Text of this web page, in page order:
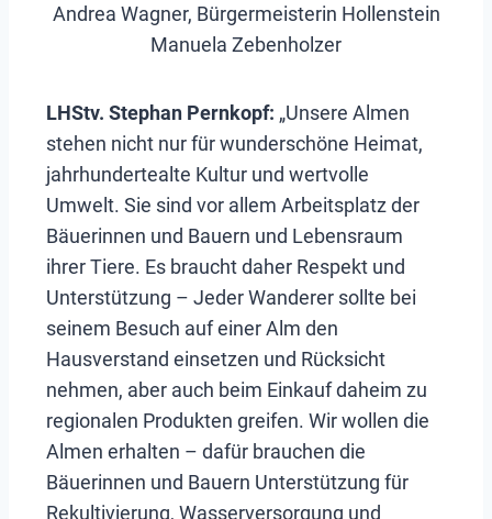
Andrea Wagner, Bürgermeisterin Hollenstein
Manuela Zebenholzer
LHStv. Stephan Pernkopf: „Unsere Almen
stehen nicht nur für wunderschöne Heimat,
jahrhundertealte Kultur und wertvolle
Umwelt. Sie sind vor allem Arbeitsplatz der
Bäuerinnen und Bauern und Lebensraum
ihrer Tiere. Es braucht daher Respekt und
Unterstützung – Jeder Wanderer sollte bei
seinem Besuch auf einer Alm den
Hausverstand einsetzen und Rücksicht
nehmen, aber auch beim Einkauf daheim zu
regionalen Produkten greifen. Wir wollen die
Almen erhalten – dafür brauchen die
Bäuerinnen und Bauern Unterstützung für
Rekultivierung, Wasserversorgung und